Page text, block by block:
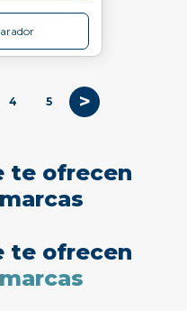
4 5 >
te ofrecen
te ofrecen